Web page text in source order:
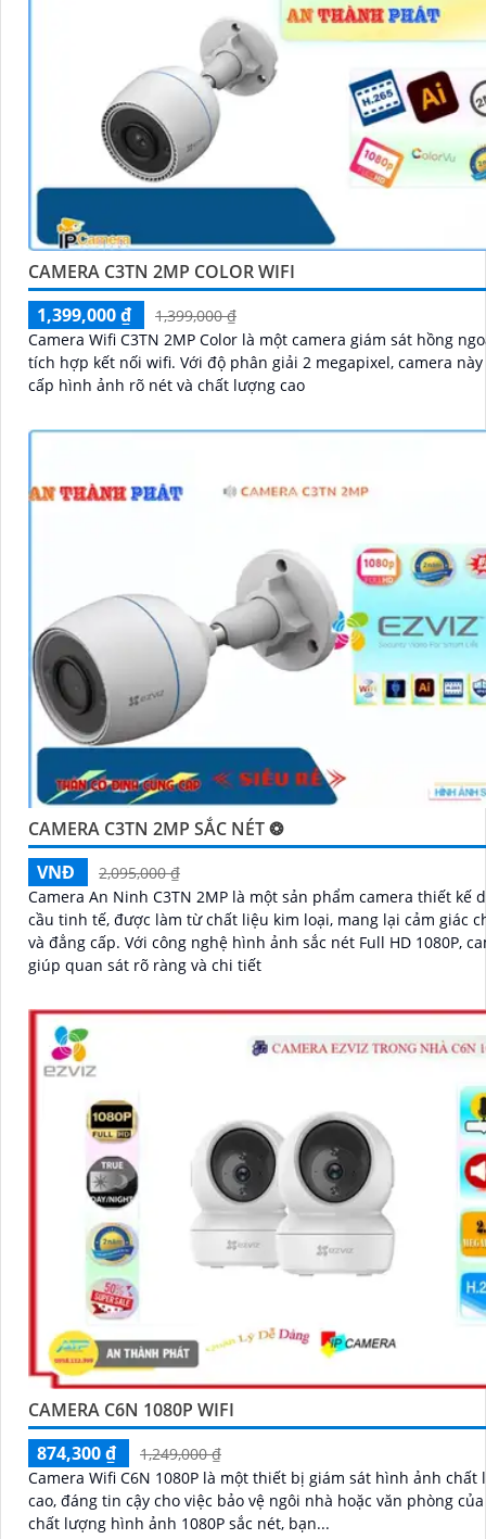
CAMERA C3TN 2MP COLOR WIFI
1,399,000 ₫
1,399,000 ₫
Camera Wifi C3TN 2MP Color là một camera giám sát hồng
tích hợp kết nối wifi. Với độ phân giải 2 megapixel, camera này cung
cấp hình ảnh rõ nét và chất lượng cao
CAMERA C3TN 2MP SẮC NÉT ❂
VNĐ
2,095,000 ₫
Camera An Ninh C3TN 2MP là một sản phẩm camera thiết kế
cầu tinh tế, được làm từ chất liệu kim loại, mang lại cảm giác
và đẳng cấp. Với công nghệ hình ảnh sắc nét Full HD 1080P, camera
giúp quan sát rõ ràng và chi tiết
CAMERA C6N 1080P WIFI
874,300 ₫
1,249,000 ₫
Camera Wifi C6N 1080P là một thiết bị giám sát hình ảnh chất
cao, đáng tin cậy cho việc bảo vệ ngôi nhà hoặc văn phòng của
chất lượng hình ảnh 1080P sắc nét, bạn...